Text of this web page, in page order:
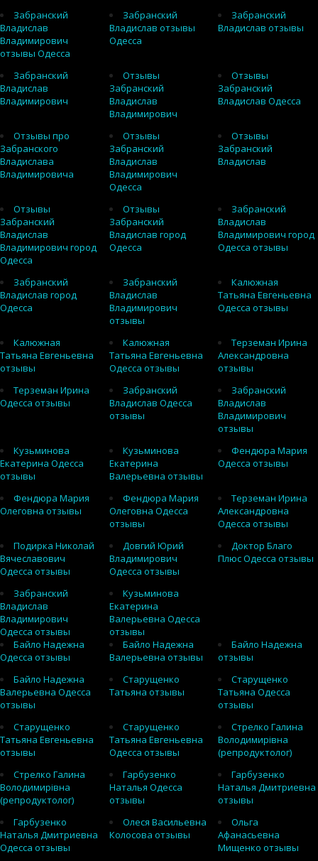
Забранский
Владислав
Владимирович
отзывы Одесса
Забранский
Владислав отзывы
Одесса
Забранский
Владислав отзывы
Забранский
Владислав
Владимирович
Отзывы
Забранский
Владислав
Владимирович
Отзывы
Забранский
Владислав Одесса
Отзывы про
Забранского
Владислава
Владимировича
Отзывы
Забранский
Владислав
Владимирович
Одесса
Отзывы
Забранский
Владислав
Отзывы
Забранский
Владислав
Владимирович город
Одесса
Отзывы
Забранский
Владислав город
Одесса
Забранский
Владислав
Владимирович город
Одесса отзывы
Забранский
Владислав город
Одесса
Забранский
Владислав
Владимирович
отзывы
Калюжная
Татьяна Евгеньевна
Одесса отзывы
Калюжная
Татьяна Евгеньевна
отзывы
Калюжная
Татьяна Евгеньевна
Одесса отзывы
Терземан Ирина
Александровна
отзывы
Терземан Ирина
Одесса отзывы
Забранский
Владислав Одесса
отзывы
Забранский
Владислав
Владимирович
отзывы
Кузьминова
Екатерина Одесса
отзывы
Кузьминова
Екатерина
Валерьевна отзывы
Фендюра Мария
Одесса отзывы
Фендюра Мария
Олеговна отзывы
Фендюра Мария
Олеговна Одесса
отзывы
Терземан Ирина
Александровна
Одесса отзывы
Подирка Николай
Вячеславович
Одесса отзывы
Довгий Юрий
Владимирович
Одесса отзывы
Доктор Благо
Плюс Одесса отзывы
Забранский
Владислав
Владимирович
Одесса отзывы
Кузьминова
Екатерина
Валерьевна Одесса
отзывы
Байло Надежна
Одесса отзывы
Байло Надежна
Валерьевна отзывы
Байло Надежна
отзывы
Байло Надежна
Валерьевна Одесса
отзывы
Старущенко
Татьяна отзывы
Старущенко
Татьяна Одесса
отзывы
Старущенко
Татьяна Евгеньевна
отзывы
Старущенко
Татьяна Евгеньевна
Одесса отзывы
Стрелко Галина
Володимирівна
(репродуктолог)
Стрелко Галина
Володимирівна
(репродуктолог)
Гарбузенко
Наталья Одесса
отзывы
Гарбузенко
Наталья Дмитриевна
отзывы
Гарбузенко
Наталья Дмитриевна
Одесса отзывы
Олеся Васильевна
Колосова отзывы
Ольга
Афанасьевна
Мищенко отзывы